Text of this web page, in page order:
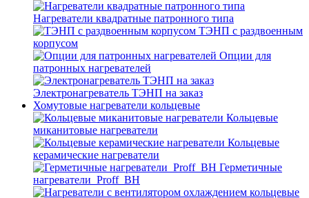
Нагреватели квадратные патронного типа
ТЭНП с раздвоенным
корпусом
Опции для
патронных нагревателей
Электронагреватель ТЭНП на заказ
Хомутовые нагреватели кольцевые
Кольцевые
миканитовые нагреватели
Кольцевые
керамические нагреватели
Герметичные
нагреватели_Proff_BH